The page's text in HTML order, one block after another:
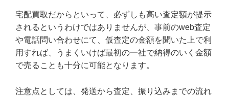
宅配買取だからといって、必ずしも高い査定額が提示
されるというわけではありませんが、事前のweb査定
や電話問い合わせにて、仮査定の金額を聞いた上で利
用すれば、うまくいけば最初の一社で納得のいく金額
で売ることも十分に可能となります。
注意点としては、発送から査定、振り込みまでの流れ